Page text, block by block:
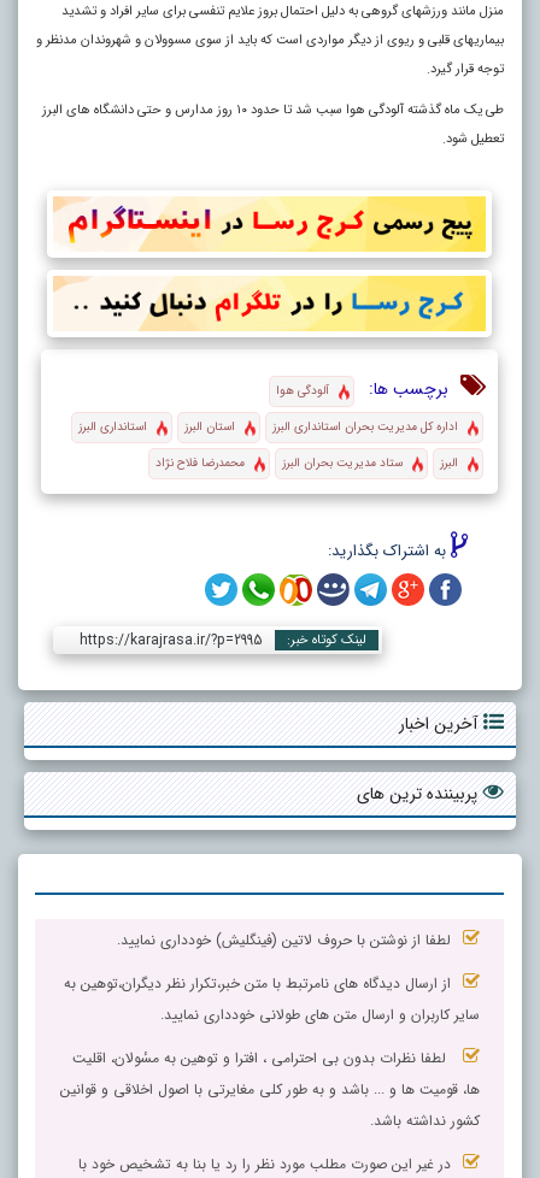
منزل مانند ورزشهای گروهی به دلیل احتمال بروز علایم تنفسی برای سایر افراد و تشدید
بیماریهای قلبی و ریوی از دیگر مواردی است که باید از سوی مسوولان و شهروندان مدنظر و
توجه قرار گیرد.
طی یک ماه گذشته آلودگی هوا سبب شد تا حدود ۱۰ روز مدارس و حتی دانشگاه های البرز
تعطیل شود.
برچسب ها:
آلودگی هوا
اداره کل مدیریت بحران استانداری البرز
استان البرز
استانداری البرز
البرز
ستاد مدیریت بحران البرز محمدرضا فلاح نژاد
به اشتراک بگذارید:
لینک کوتاه خبر: https://karajrasa.ir/?p=2995
آخرین اخبار
پربیننده ترین های
لطفا از نوشتن با حروف لاتین (فینگلیش) خودداری نمایید.
از ارسال دیدگاه های نامرتبط با متن خبر،تکرار نظر دیگران،توهین به
سایر کاربران و ارسال متن های طولانی خودداری نمایید.
لطفا نظرات بدون بی احترامی ، افترا و توهین به مسٔولان، اقلیت
ها، قومیت ها و ... باشد و به طور کلی مغایرتی با اصول اخلاقی و قوانین
کشور نداشته باشد.
در غیر این صورت مطلب مورد نظر را رد یا بنا به تشخیص خود با